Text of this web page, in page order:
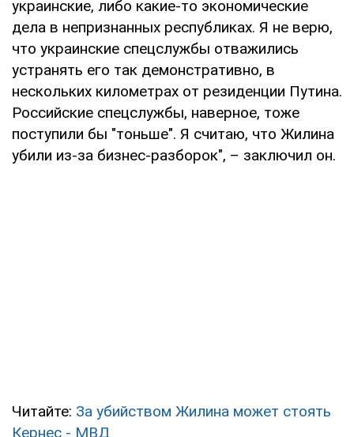
украинские, либо какие-то экономические
дела в непризнанных республиках. Я не верю,
что украинские спецслужбы отважились
устранять его так демонстративно, в
нескольких километрах от резиденции Путина.
Российские спецслужбы, наверное, тоже
поступили бы "тоньше". Я считаю, что Жилина
убили из-за бизнес-разборок", – заключил он.
Читайте: За убийством Жилина может стоять
Кернес - МВД